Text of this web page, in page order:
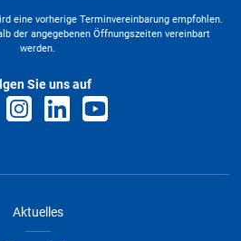
eine vorherige Terminvereinbarung empfohlen.
der angegebenen Öffnungszeiten vereinbart
werden.
Sie uns auf
Aktuelles